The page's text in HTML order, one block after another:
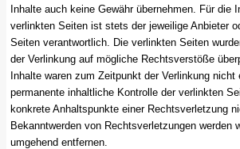
Inhalte auch keine Gewähr übernehmen. Für die
verlinkten Seiten ist stets der jeweilige Anbieter
Seiten verantwortlich. Die verlinkten Seiten
der Verlinkung auf mögliche Rechtsverstöße
Inhalte waren zum Zeitpunkt der Verlinkung nicht
permanente inhaltliche Kontrolle der verlinkten
konkrete Anhaltspunkte einer Rechtsverletzung
Bekanntwerden von Rechtsverletzungen werden
umgehend entfernen.